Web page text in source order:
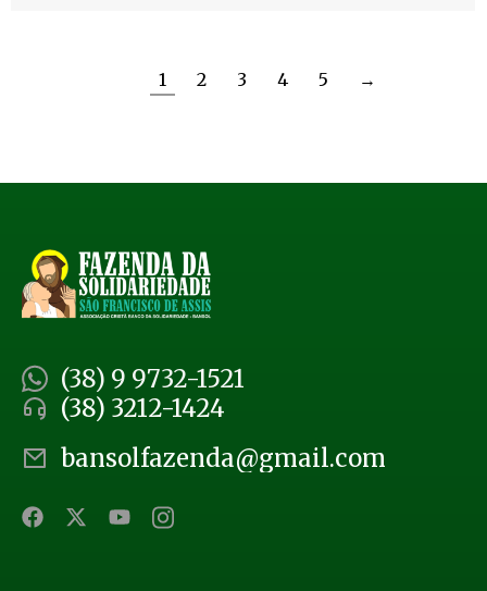
1 2 3 4 5 →
(38) 9 9732-1521
(38) 3212-1424
bansolfazenda@gmail.com